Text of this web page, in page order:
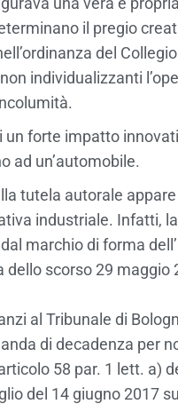
il pregio
del
individualizzanti
forte impatto
ad un’automobile.
tutela autorale
industriale. Infatti,
marchio di forma
scorso 29 maggio
al Tribunale di
di decadenza per
58 par. 1 lett. a)
del 14 giugno 2017